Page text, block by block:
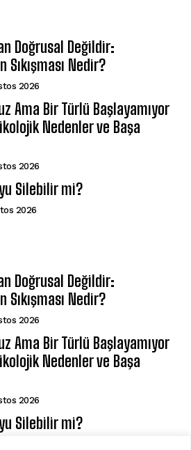
Doğrusal Değildir:
Nedir?
2026
Ama Bir Türlü Başlayamıyor
Nedenler ve Başa
2026
Silebilir mi?
2026
Doğrusal Değildir:
Nedir?
2026
Ama Bir Türlü Başlayamıyor
Nedenler ve Başa
2026
Silebilir mi?